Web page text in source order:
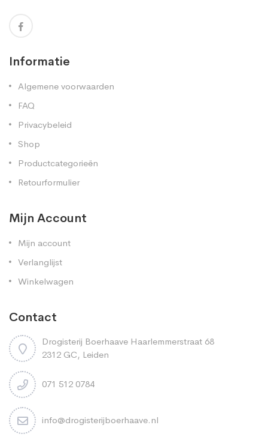
Informatie
Algemene voorwaarden
FAQ
Privacybeleid
Shop
Productcategorieën
Retourformulier
Mijn Account
Mijn account
Verlanglijst
Winkelwagen
Contact
Drogisterij Boerhaave Haarlemmerstraat 68
2312 GC, Leiden
071 512 0784
info@drogisterijboerhaave.nl